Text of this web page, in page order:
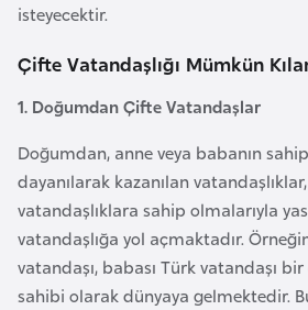
isteyecektir.
Çifte Vatandaşlığı Mümkün
1. Doğumdan Çifte Vatandaşlar
Doğumdan, anne veya babanın
dayanılarak kazanılan
vatandaşlıklara sahip olmalarıyla
vatandaşlığa yol açmaktadır.
vatandaşı, babası Türk vatandaşı
sahibi olarak dünyaya gelmektedir.
a
r
a
n
s
a